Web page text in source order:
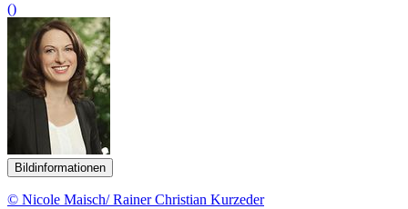
()
Bildinformationen
© Nicole Maisch/ Rainer Christian Kurzeder